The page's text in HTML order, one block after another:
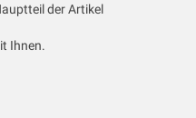
der Artikel
Ihnen.